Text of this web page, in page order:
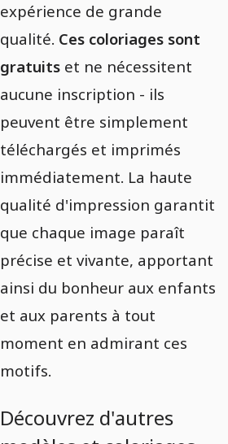
expérience de grande
qualité. Ces coloriages sont
gratuits et ne nécessitent
aucune inscription - ils
peuvent être simplement
téléchargés et imprimés
immédiatement. La haute
qualité d'impression garantit
que chaque image paraît
précise et vivante, apportant
ainsi du bonheur aux enfants
et aux parents à tout
moment en admirant ces
motifs.
Découvrez d'autres